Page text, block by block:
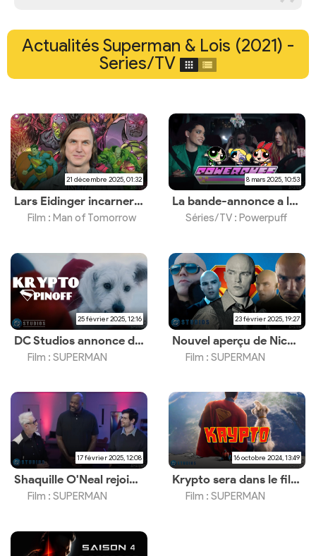
Actualités Superman & Lois (2021) -
Series/TV
21 décembre 2025, 01:32
Lars Eidinger incarnera Brainiac
Film : Man of Tomorrow
8 mars 2025, 10:53
La bande-annonce a leaké et on comprend pourquoi ça a été annulé
Séries/TV : Powerpuff
25 février 2025, 12:16
DC Studios annonce des courts métrages sur Krypto
Film : SUPERMAN
23 février 2025, 19:27
Nouvel aperçu de Nicholas Hoult pour le 85ème anniversaire de Lex Luthor
Film : SUPERMAN
17 février 2025, 12:08
Shaquille O'Neal rejoint la promotion avec David Corenswet et James Gunn
Film : SUPERMAN
16 octobre 2024, 13:49
Krypto sera dans le film, James Gunn dévoile une première image
Film : SUPERMAN